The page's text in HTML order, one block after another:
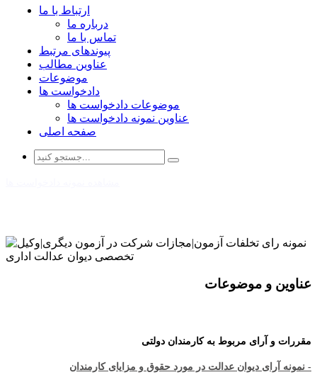
ارتباط با ما
درباره ما
تماس با ما
پیوندهای مرتبط
عناوین مطالب
موضوعات
دادخواست ها
موضوعات دادخواست ها
عناوین نمونه دادخواست ها
صفحه اصلی
عناوین و موضوعات
مقررات و آرای مربوط به کارمندان دولتی
- نمونه آرای دیوان عدالت در مورد حقوق و مزایای کارمندان